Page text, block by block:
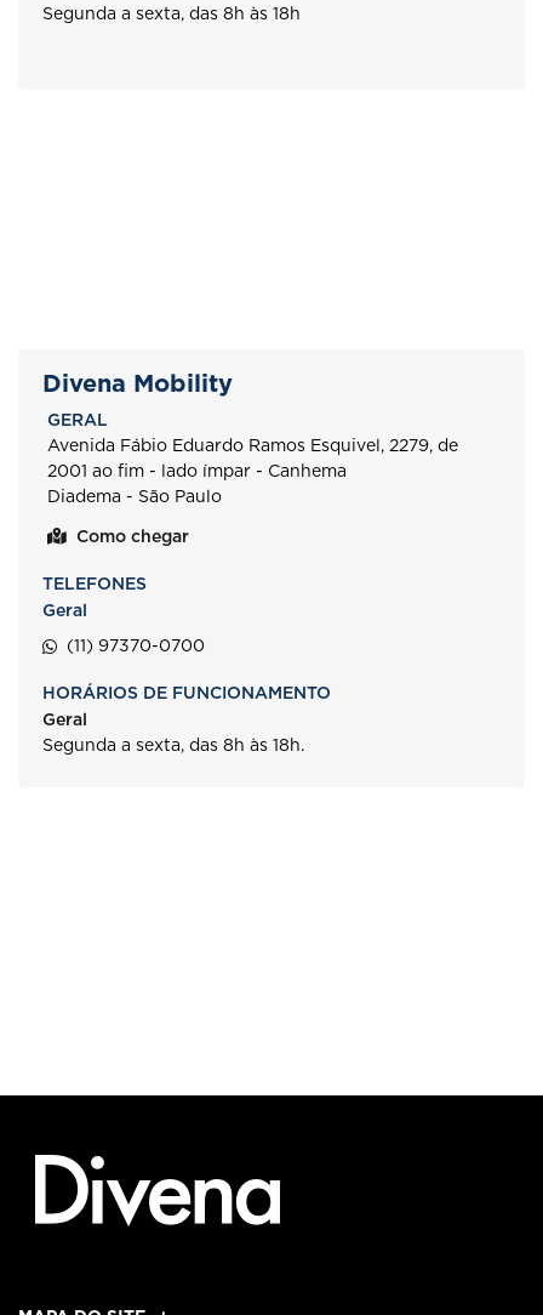
Segunda a sexta, das 8h às 18h
Divena Mobility
GERAL
Avenida Fábio Eduardo Ramos Esquivel, 2279, de
2001 ao fim - lado ímpar - Canhema
Diadema - São Paulo
Como chegar
TELEFONES
Geral
(11) 97370-0700
HORÁRIOS DE FUNCIONAMENTO
Geral
Segunda a sexta, das 8h às 18h.